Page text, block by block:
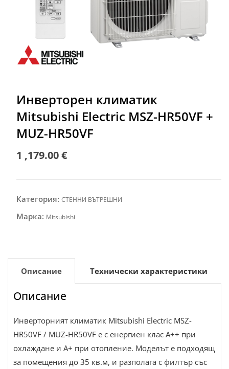
Инверторен климатик
Mitsubishi Electric MSZ-HR50VF +
MUZ-HR50VF
1 ,179.00€
Категория: СТЕННИ ВЪТРЕШНИ
Марка: Mitsubishi
Описание Технически характеристики
Описание
Инверторният климатик Mitsubishi Electric MSZ-
HR50VF / MUZ-HR50VF е с енергиен клас А++ при
охлаждане и А+ при отопление. Моделът е подходящ
за помещения до 35 кв.м, и разполага с филтър със